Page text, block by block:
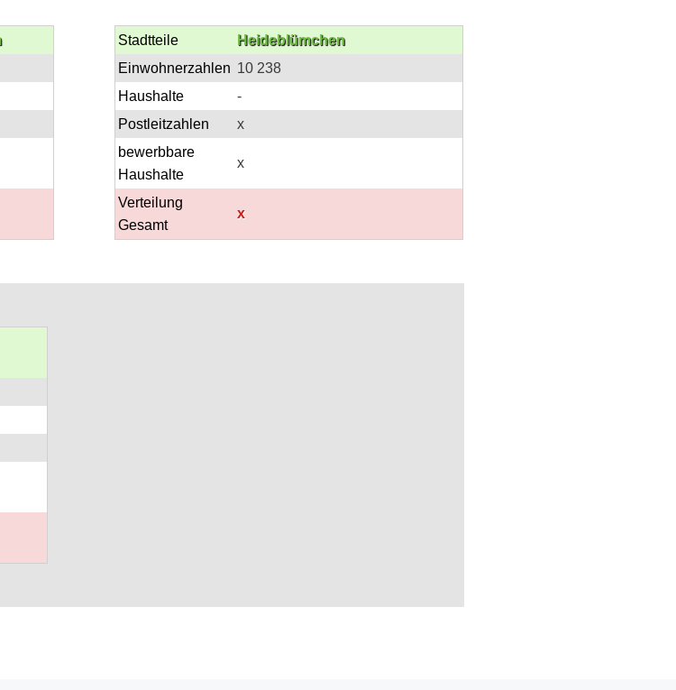
Stadtteile
Heideblümchen
Einwohnerzahlen 10 238
Haushalte
-
Postleitzahlen
x
bewerbbare
Haushalte
x
Verteilung
Gesamt
x